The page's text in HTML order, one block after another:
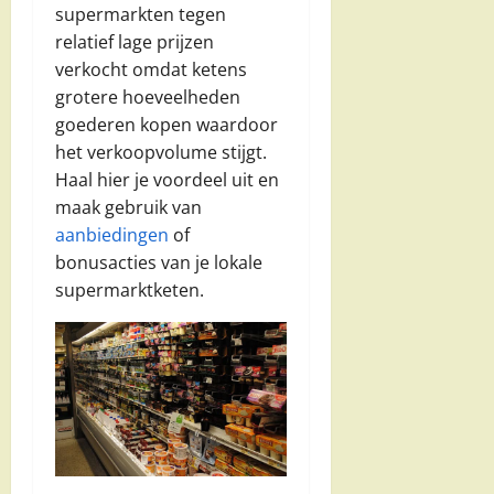
supermarkten tegen
relatief lage prijzen
verkocht omdat ketens
grotere hoeveelheden
goederen kopen waardoor
het verkoopvolume stijgt.
Haal hier je voordeel uit en
maak gebruik van
aanbiedingen of
bonusacties van je lokale
supermarktketen.